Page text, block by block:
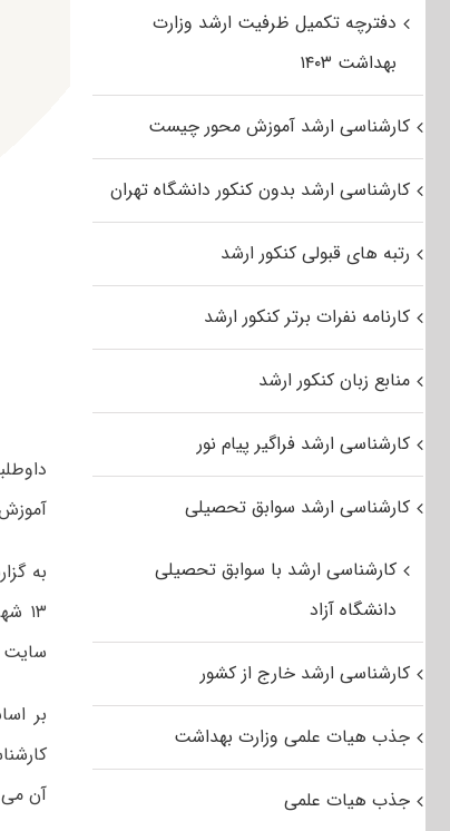
به
سایت
بر
آن می
دفترچه تکمیل ظرفیت ارشد وزارت
بهداشت ۱۴۰۳
کارشناسی ارشد آموزش محور چیست
کارشناسی ارشد بدون کنکور دانشگاه تهران
رتبه های قبولی کنکور ارشد
کارنامه نفرات برتر کنکور ارشد
منابع زبان کنکور ارشد
کارشناسی ارشد فراگیر پیام نور
کارشناسی ارشد سوابق تحصیلی
کارشناسی ارشد با سوابق تحصیلی
دانشگاه آزاد
کارشناسی ارشد خارج از کشور
جذب هیات علمی وزارت بهداشت
جذب هیات علمی